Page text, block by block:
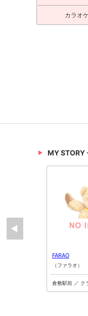
カラオケ
MY STORY
FARAO
（ファラオ）
倉敷駅前 ／ ク